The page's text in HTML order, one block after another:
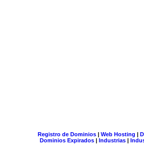
Registro de Dominios| Web Hosting |
Dominios Expirados | Industrias |